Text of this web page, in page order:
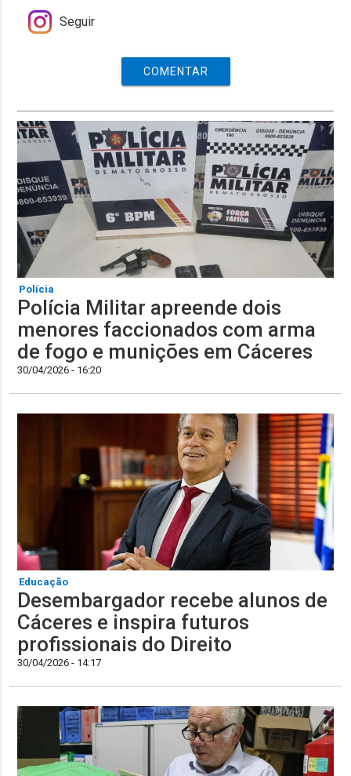
Seguir
COMENTAR
Polícia
Polícia Militar apreende dois
menores faccionados com arma
de fogo e munições em Cáceres
30/04/2026 - 16:20
Educação
Desembargador recebe alunos de
Cáceres e inspira futuros
profissionais do Direito
30/04/2026 - 14:17